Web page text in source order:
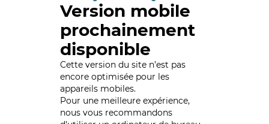
Version mobile
prochainement
disponible
Cette version du site n’est pas
encore optimisée pour les
appareils mobiles.
Pour une meilleure expérience,
nous vous recommandons